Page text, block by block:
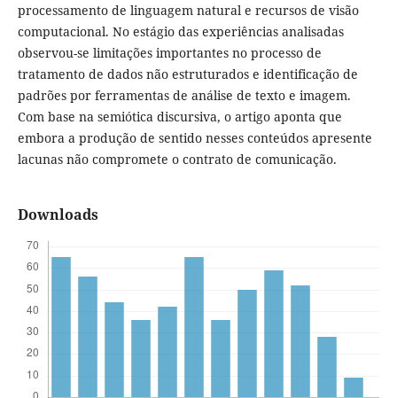
processamento de linguagem natural e recursos de visão
computacional. No estágio das experiências analisadas
observou-se limitações importantes no processo de
tratamento de dados não estruturados e identificação de
padrões por ferramentas de análise de texto e imagem.
Com base na semiótica discursiva, o artigo aponta que
embora a produção de sentido nesses conteúdos apresente
lacunas não compromete o contrato de comunicação.
Downloads